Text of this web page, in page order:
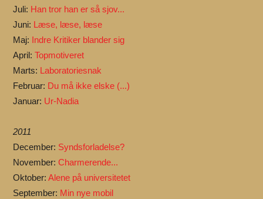
Juli: Han tror han er så sjov...
Juni: Læse, læse, læse
Maj: Indre Kritiker blander sig
April:Topmotiveret
Marts: Laboratoriesnak
Februar: Du må ikke elske (...)
Januar: Ur-Nadia
2011
December: Syndsforladelse?
November:Charmerende...
Oktober:Alene på universitetet
September: Min nye mobil